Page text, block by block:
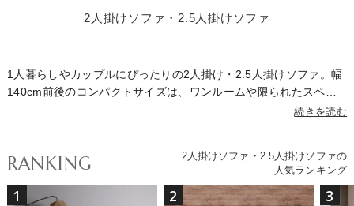
2人掛けソファ・2.5人掛けソファ
1人暮らしやカップルにぴったりの2人掛け・2.5人掛けソファ。幅
140cm前後のコンパクトサイズは、ワンルームや限られたスペー
スにも置きやすく、自然と距離が近くなるので会話も弾みます。幅
ラルなど幅広いインテリアに馴染むシンプルなスタイルをご用意。
圧迫感を抑えたロータイプや、ヘッドレストでハイバックになるタ
イプなど選択肢も豊富。人気のアームレスタイプなら、座面すべて
続きを読む
RANKING
2人掛けソファ・2.5人掛けソファの
人気ランキング
1 2 3